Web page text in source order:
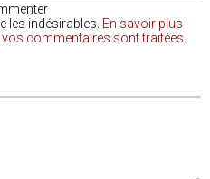
les indésirables. En savoir plus
commentaires sont traitées